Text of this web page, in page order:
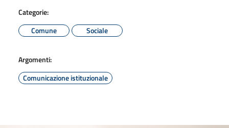
Categorie:
Comune
Sociale
Argomenti:
Comunicazione istituzionale